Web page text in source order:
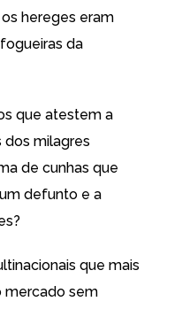
hereges eram
da
que atestem a
dos milagres
de cunhas que
defunto e a
que mais
mercado sem